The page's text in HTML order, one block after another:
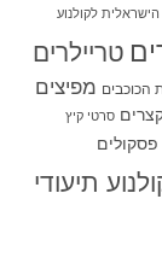
לקולנוע
טריילרים
הכוכבים מפיצים
סרטי קיץ
פסקולים
תיעודי